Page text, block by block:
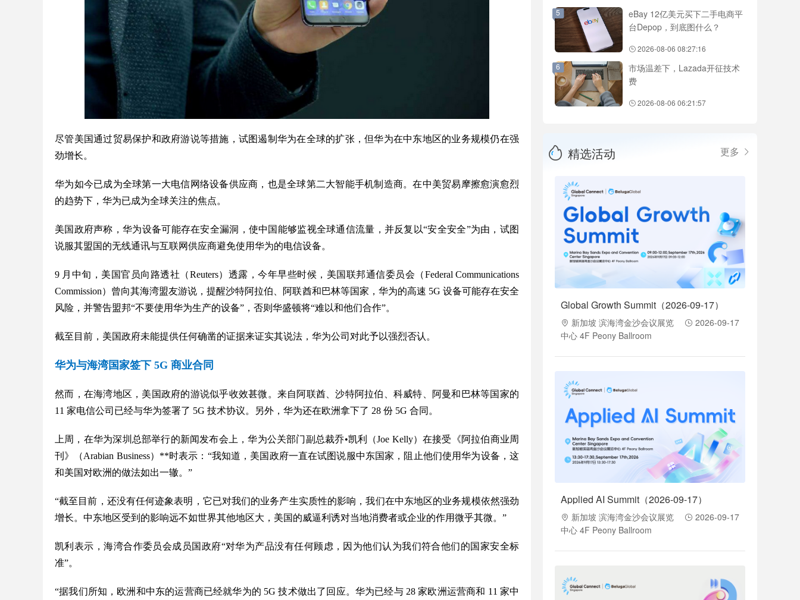
尽管美国通过贸易保护和政府游说等措施，试图遏制华为在全球的扩张，但华为在中东地区的业务规模仍在强
劲增长。
华为如今已成为全球第一大电信网络设备供应商，也是全球第二大智能手机制造商。在中美贸易摩擦愈演愈烈
的趋势下，华为已成为全球关注的焦点。
美国政府声称，华为设备可能存在安全漏洞，使中国能够监视全球通信流量，并反复以“安全安全”为由，试图
说服其盟国的无线通讯与互联网供应商避免使用华为的电信设备。
9 月中旬，美国官员向路透社（Reuters）透露，今年早些时候，美国联邦通信委员会（Federal Communications
Commission）曾向其海湾盟友游说，提醒沙特阿拉伯、阿联酋和巴林等国家，华为的高速 5G 设备可能存在安全
风险，并警告盟邦“不要使用华为生产的设备”，否则华盛顿将“难以和他们合作”。
截至目前，美国政府未能提供任何确凿的证据来证实其说法，华为公司对此予以强烈否认。
华为与海湾国家签下 5G 商业合同
然而，在海湾地区，美国政府的游说似乎收效甚微。来自阿联酋、沙特阿拉伯、科威特、阿曼和巴林等国家的
11 家电信公司已经与华为签署了 5G 技术协议。另外，华为还在欧洲拿下了 28 份 5G 合同。
上周，在华为深圳总部举行的新闻发布会上，华为公关部门副总裁乔•凯利（Joe Kelly）在接受《阿拉伯商业周
刊》（Arabian Business）**时表示：“我知道，美国政府一直在试图说服中东国家，阻止他们使用华为设备，这
和美国对欧洲的做法如出一辙。”
“截至目前，还没有任何迹象表明，它已对我们的业务产生实质性的影响，我们在中东地区的业务规模依然强劲
增长。中东地区受到的影响远不如世界其他地区大，美国的威逼利诱对当地消费者或企业的作用微乎其微。”
凯利表示，海湾合作委员会成员国政府“对华为产品没有任何顾虑，因为他们认为我们符合他们的国家安全标
准”。
“据我们所知，欧洲和中东的运营商已经就华为的 5G 技术做出了回应。华为已经与 28 家欧洲运营商和 11 家中
5
eBay 12亿美元买下二手电商平
台Depop，到底图什么？
2026-08-06 08:27:16
6
市场温差下，Lazada开征技术
费
2026-08-06 06:21:57
精选活动 更多
Global Growth Summit（2026-09-17）
新加坡 滨海湾金沙会议展览
中心 4F Peony Ballroom
2026-09-17
Applied AI Summit（2026-09-17）
新加坡 滨海湾金沙会议展览
中心 4F Peony Ballroom
2026-09-17